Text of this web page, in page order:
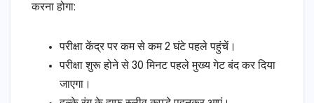
करना होगा:
परीक्षा केंद्र पर कम से कम 2 घंटे पहले पहुंचें।
परीक्षा शुरू होने से 30 मिनट पहले मुख्य गेट बंद कर दिया
जाएगा।